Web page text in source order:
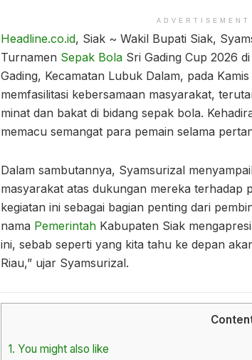
ADVERTISEMENT
Headline.co.id, Siak ~ Wakil Bupati Siak,
Turnamen Sepak Bola Sri Gading Cup 2026
Gading, Kecamatan Lubuk Dalam, pada
memfasilitasi kebersamaan masyarakat,
minat dan bakat di bidang sepak bola.
memacu semangat para pemain selama
Dalam sambutannya, Syamsurizal
masyarakat atas dukungan mereka terhadap
kegiatan ini sebagai bagian penting dari
nama Pemerintah Kabupaten Siak
ini, sebab seperti yang kita tahu ke depan
Riau,” ujar Syamsurizal.
1. You might also like